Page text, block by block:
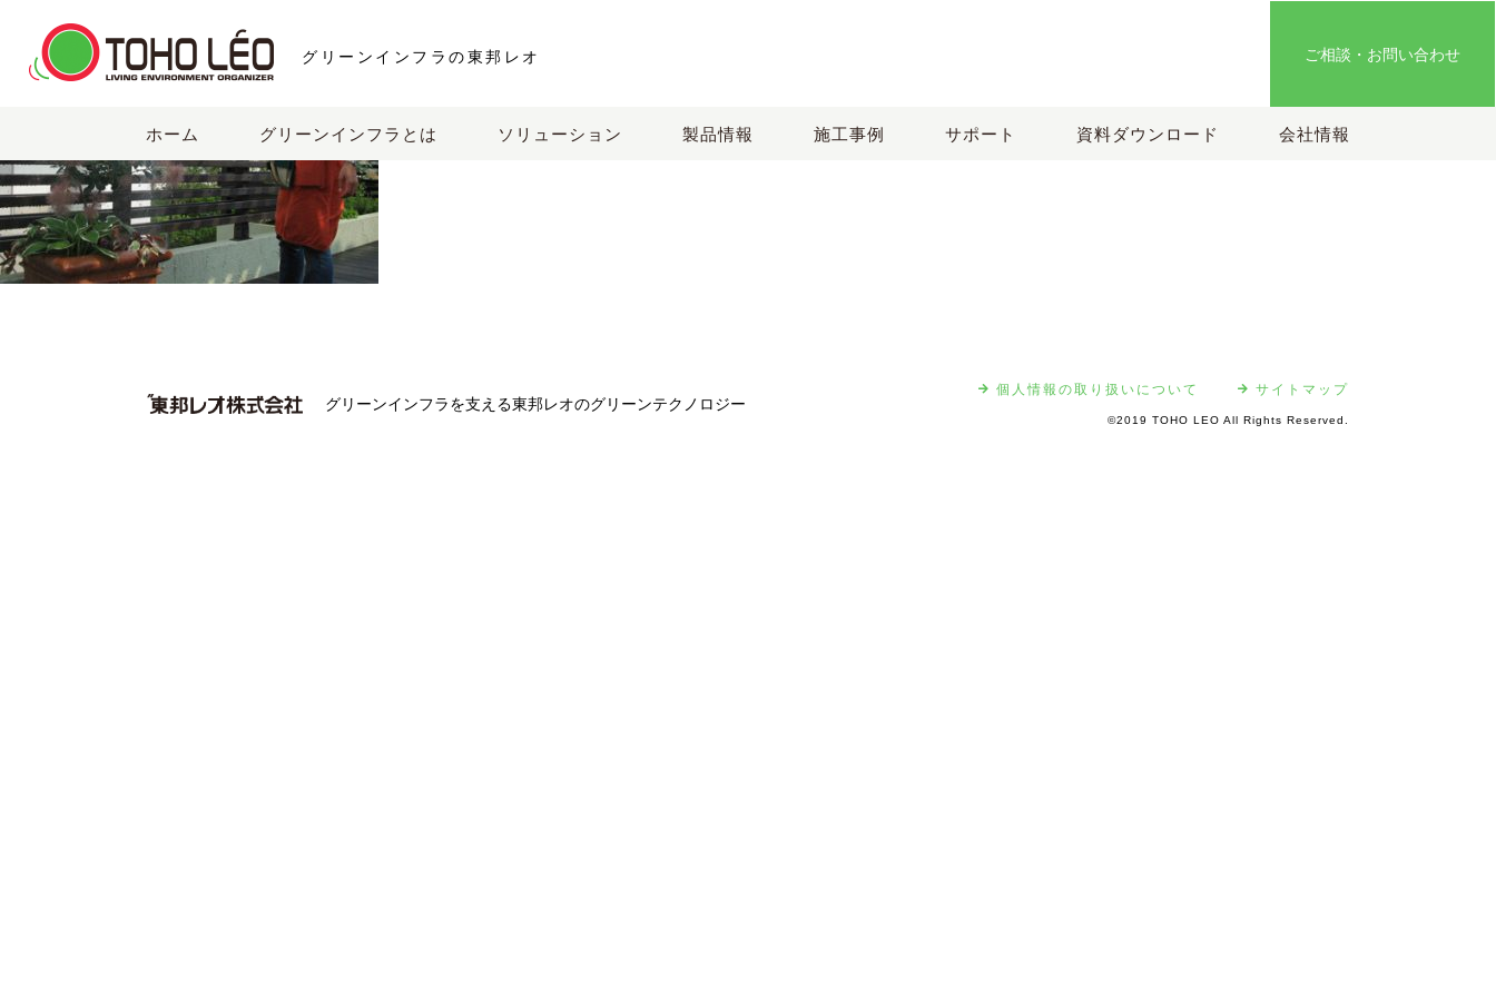
グリーンインフラの東邦レオ ご相談・お問い合わせ
ホーム グリーンインフラとは ソリューション 製品情報 施工事例 サポート 資料ダウンロード 会社情報
グリーンインフラを支える東邦レオのグリーンテクノロジー
個人情報の取り扱いについて サイトマップ
©2019 TOHO LEO All Rights Reserved.